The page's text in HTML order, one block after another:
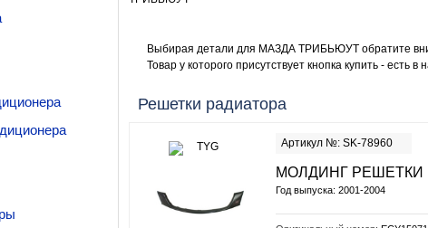
Выбирая детали для МАЗДА ТРИБЬЮУТ обратите
Товар у которого присутствует кнопка купить - есть
Решетки радиатора
Артикул №: SK-78960
МОЛДИНГ
Год выпуска: 2001-2004